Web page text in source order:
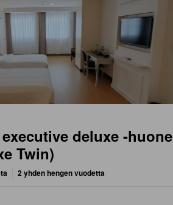
deluxe -huone
Twin)
2 yhden hengen vuodetta